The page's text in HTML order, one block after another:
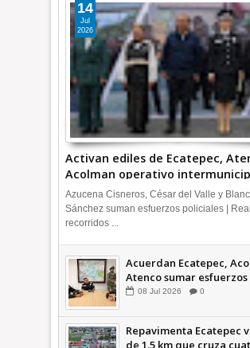
Activan ediles de Ecatepec,
Acolman operativo
14
Jul
2026
Azucena Cisneros, César del Valle y
Sánchez suman esfuerzos policiales |
recorridos ...
Acuerdan Ecatepec,
Atenco sumar esfuerzos
seguridad
08 Jul 2026 0
Repavimenta Ecatepec
de 1.5 km que cruza